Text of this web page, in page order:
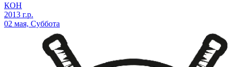
КОН
2013 г.р.
02 мая, Суббота